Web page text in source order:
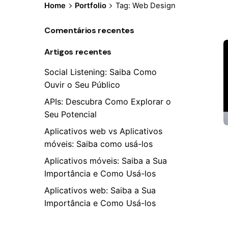
Home Portfolio Tag: Web Design
Comentários recentes
Artigos recentes
Social Listening: Saiba Como
Ouvir o Seu Público
APIs: Descubra Como Explorar o
Seu Potencial
Aplicativos web vs Aplicativos
móveis: Saiba como usá-los
Aplicativos móveis: Saiba a Sua
Importância e Como Usá-los
Aplicativos web: Saiba a Sua
Importância e Como Usá-los